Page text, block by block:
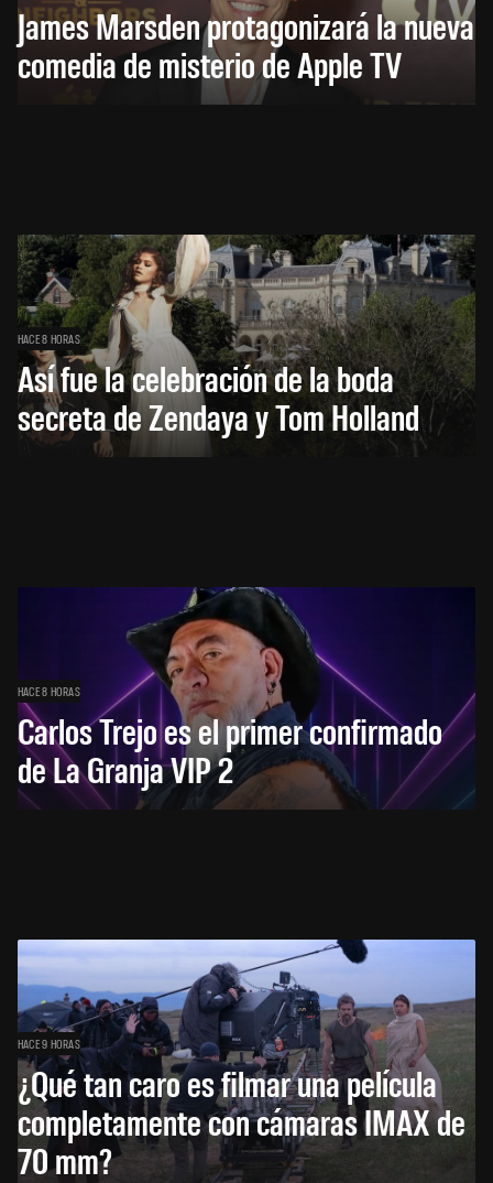
James Marsden protagonizará la nueva
comedia de misterio de Apple TV
HACE 8 HORAS
Así fue la celebración de la boda
secreta de Zendaya y Tom Holland
HACE 8 HORAS
Carlos Trejo es el primer confirmado
de La Granja VIP 2
HACE 9 HORAS
¿Qué tan caro es filmar una película
completamente con cámaras IMAX de
70 mm?